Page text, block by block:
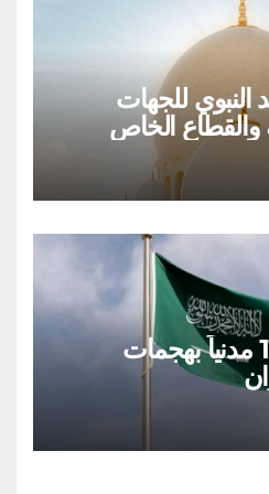
النبوي للجهات
والقطاع الخاص
السعودية: إصابة 11 مدنياً بهجمات